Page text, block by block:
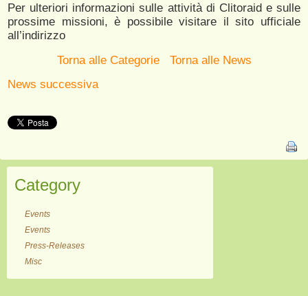
Per ulteriori informazioni sulle attività di Clitoraid e sulle
prossime missioni, è possibile visitare il sito ufficiale
all’indirizzo
Torna alle Categorie
Torna alle News
News successiva
Category
Events
Events
Press-Releases
Misc